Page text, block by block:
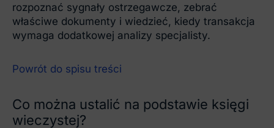
rozpoznać sygnały ostrzegawcze, zebrać
właściwe dokumenty i wiedzieć, kiedy transakcja
wymaga dodatkowej analizy specjalisty.
Powrót do spisu treści
Co można ustalić na podstawie księgi
wieczystej?